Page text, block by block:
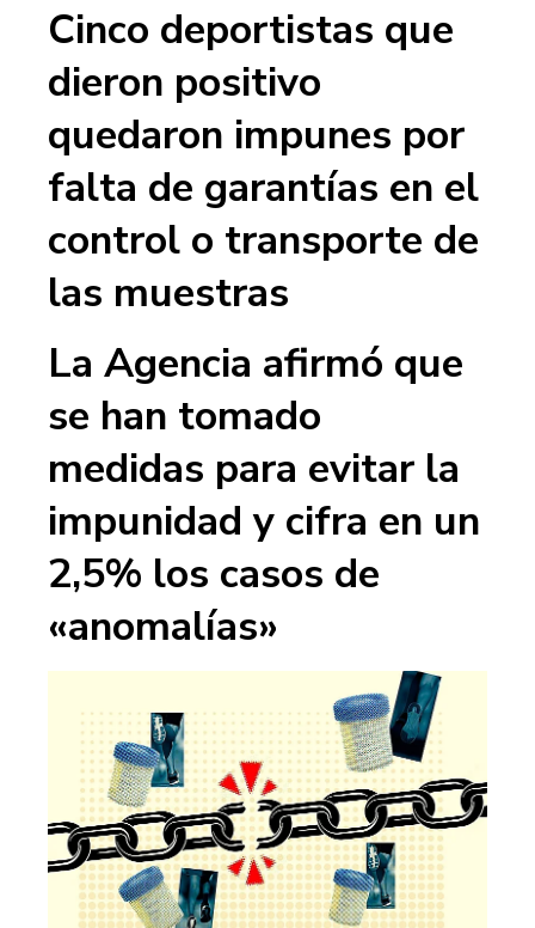
Cinco deportistas que
dieron positivo
quedaron impunes por
falta de garantías en el
control o transporte de
las muestras
La Agencia afirmó que
se han tomado
medidas para evitar la
impunidad y cifra en un
2,5% los casos de
«anomalías»